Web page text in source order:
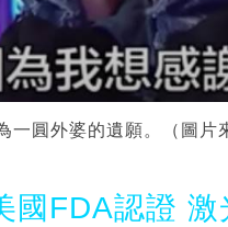
一圓外婆的遺願。（圖片
國FDA認證 激